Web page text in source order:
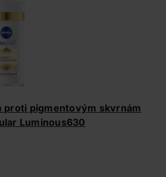
proti pigmentovým skvrnám
Luminous630